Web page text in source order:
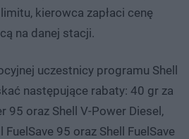
kierowca zapłaci cenę
na danej stacji.
uczestnicy programu Shell
następujące rabaty: 40 gr za
95 oraz Shell V-Power Diesel,
95 oraz Shell FuelSave